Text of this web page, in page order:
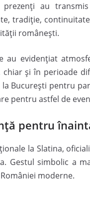
au
tradiție,
românești.
au evidențiat
și în perioade
București pentru
pentru astfel de
pentru
la Slatina,
Gestul simbolic a
moderne.